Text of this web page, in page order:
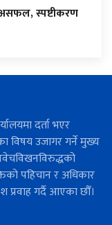
असफल, स्पष्टीकरण
दर्ता भएर
विषय उजागर गर्ने मुख्य
पहिचान र अधिकार
प्रवाह गर्दै आएका छौँ।